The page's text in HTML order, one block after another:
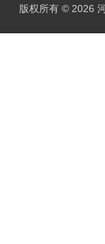
版权所有 © 2026